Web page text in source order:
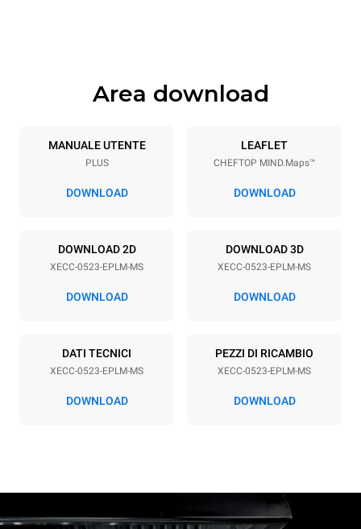
Specifiche teglia
5 GN 2/3
Passo teglie
Voltaggio
380-415V 3N~ / 220-240V
3~ / 220-240V 1N~
Potenza elettrica
5,15 kW
50 / 60 Hz NON INCLUSO
dal forno. Le emissioni
indirette dipendono dal mix
energetico della rete a cui
Area download
MANUALE UTENTE
PLUS
DOWNLOAD
LEAFLET
CHEFTOP MIND.Maps™
DOWNLOAD
DOWNLOAD 2D
XECC-0523-EPLM-MS
DOWNLOAD
DOWNLOAD 3D
XECC-0523-EPLM-MS
DOWNLOAD
DATI TECNICI
XECC-0523-EPLM-MS
DOWNLOAD
PEZZI DI RICAMBIO
XECC-0523-EPLM-MS
DOWNLOAD